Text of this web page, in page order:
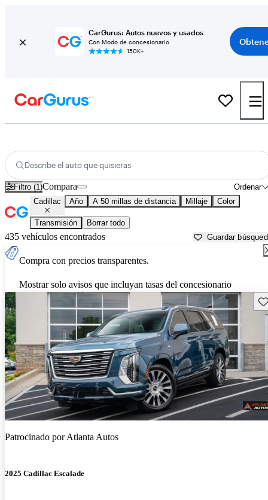
CarGurus: Autos nuevos y usados
Con Modo de concesionario
150K+
Describe el auto que quisieras
Filtro (1) Ordenar
Compara
Cadillac Año A 50 millas de distancia Millaje Color
Transmisión Borrar todo
435 vehículos encontrados Guardar
Compra con precios transparentes.
Mostrar solo avisos que incluyan tasas del concesionario
Patrocinado porAtlanta Autos
2025 Cadillac Escalade